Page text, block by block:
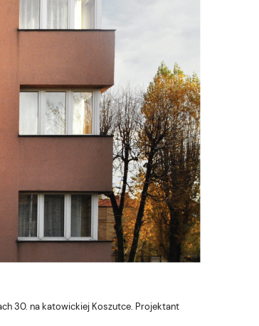
30. na katowickiej Koszutce. Projektant